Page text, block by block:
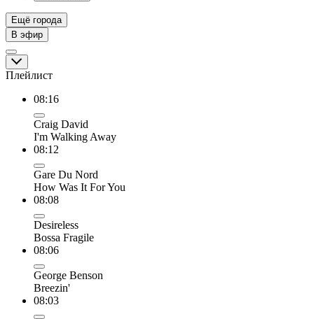
Ещё города
В эфир
Плейлист
08:16
Craig David
I'm Walking Away
08:12
Gare Du Nord
How Was It For You
08:08
Desireless
Bossa Fragile
08:06
George Benson
Breezin'
08:03